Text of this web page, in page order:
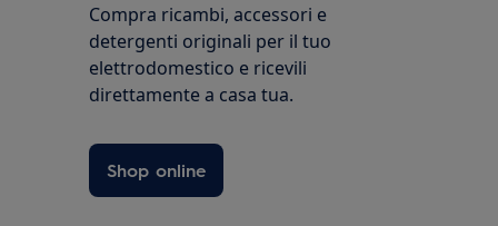
Compra ricambi, accessori e
detergenti originali per il tuo
elettrodomestico e ricevili
direttamente a casa tua.
Shop online